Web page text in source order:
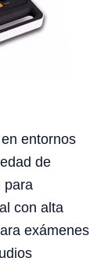
entornos
de
para
con alta
exámenes